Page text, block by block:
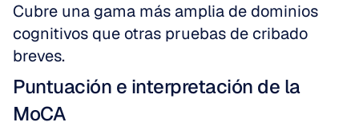
Cubre una gama más amplia de dominios
cognitivos que otras pruebas de cribado
breves.
Puntuación e interpretación de la
MoCA